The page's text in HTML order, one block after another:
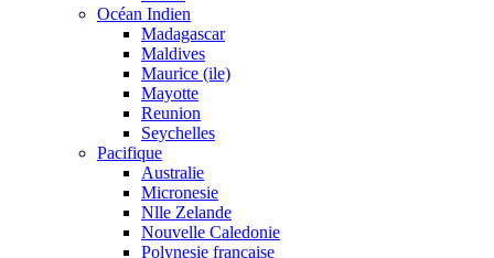
Océan Indien
Madagascar
Maldives
Maurice (ile)
Mayotte
Reunion
Seychelles
Pacifique
Australie
Micronesie
Nlle Zelande
Nouvelle Caledonie
Polynesie francaise